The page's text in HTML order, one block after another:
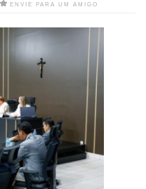
ENVIE PARA UM AMIGO